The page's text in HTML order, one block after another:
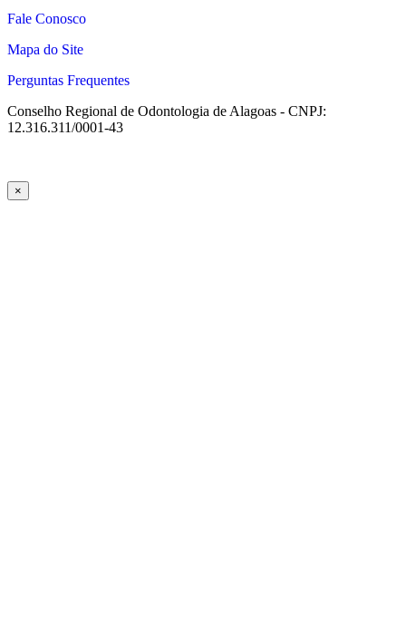
Fale Conosco
Mapa do Site
Perguntas Frequentes
Conselho Regional de Odontologia de Alagoas - CNPJ:
12.316.311/0001-43
×